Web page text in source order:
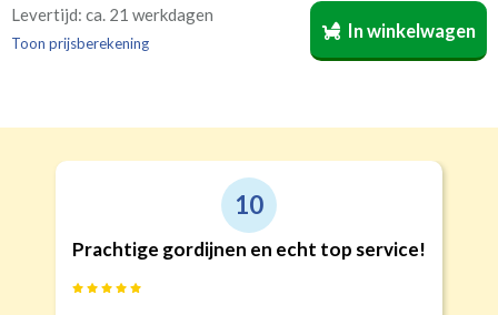
Op de dag Op of over het kozijn geplaatst gordijn.
Nee
voor welke kamer is bestemd. Wij vermelden dat dan op
(niet verplicht, maar wel handig).
Levertijd: ca. 21 werkdagen
Toon prijsberekening
In winkelwagen
10
Prachtige gordijnen en echt top service!